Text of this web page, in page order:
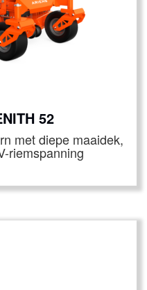
52
met diepe maaidek,
riemspanning